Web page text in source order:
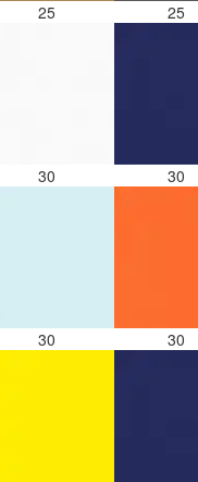
25 25
30 30
30 30